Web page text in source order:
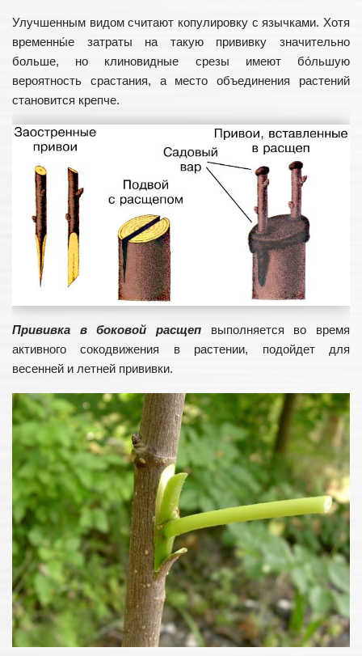
Улучшенным видом считают копулировку с язычками. Хотя
временны́е затраты на такую прививку значительно
больше, но клиновидные срезы имеют бо́льшую
вероятность срастания, а место объединения растений
становится крепче.
Прививка в боковой расщеп выполняется во время
активного сокодвижения в растении, подойдет для
весенней и летней прививки.